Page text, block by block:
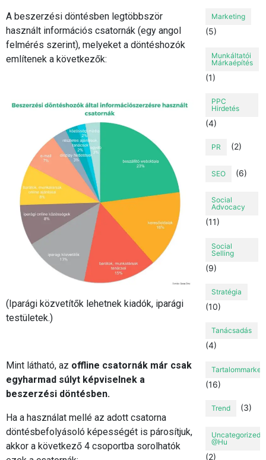
A beszerzési döntésben legtöbbször
használt információs csatornák (egy angol
felmérés szerint), melyeket a döntéshozók
említenek a következők:
(Iparági közvetítők lehetnek kiadók, iparági
testületek.)
Mint látható, az offline csatornák már csak
egyharmad súlyt képviselnek a
beszerzési döntésben.
Ha a használat mellé az adott csatorna
döntésbefolyásoló képességét is párosítjuk,
akkor a következő 4 csoportba sorolhatók
Marketing
(5)
Munkáltatói
Márkaépítés
(1)
PPC
Hirdetés
(4)
PR (2)
SEO (6)
Social
Advocacy
(11)
Social
Selling
(9)
Stratégia
(10)
Tanácsadás
(4)
(16)
Trend (3)
Uncategorized
@hu
(2)